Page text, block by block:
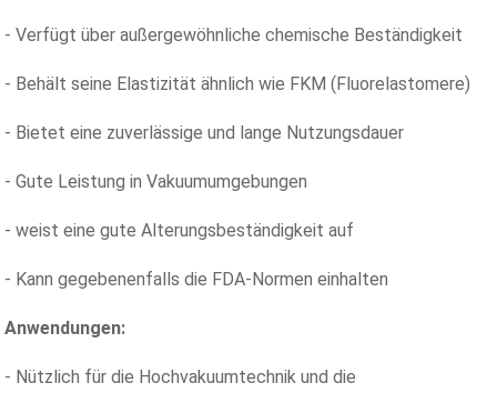
- Verfügt über außergewöhnliche chemische Beständigkeit
- Behält seine Elastizität ähnlich wie FKM (Fluorelastomere)
- Bietet eine zuverlässige und lange Nutzungsdauer
- Gute Leistung in Vakuumumgebungen
- weist eine gute Alterungsbeständigkeit auf
- Kann gegebenenfalls die FDA-Normen einhalten
Anwendungen:
- Nützlich für die Hochvakuumtechnik und die